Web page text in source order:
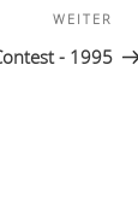
WEITER
- 1995